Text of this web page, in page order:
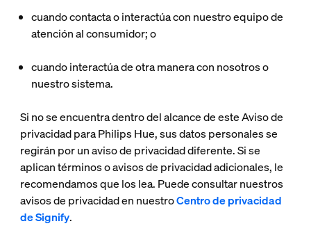
cuando contacta o interactúa con nuestro equipo de
atención al consumidor; o
cuando interactúa de otra manera con nosotros o
nuestro sistema.
Si no se encuentra dentro del alcance de este Aviso de
privacidad para Philips Hue, sus datos personales se
regirán por un aviso de privacidad diferente. Si se
aplican términos o avisos de privacidad adicionales, le
recomendamos que los lea. Puede consultar nuestros
avisos de privacidad en nuestroCentro de privacidad
de Signify.